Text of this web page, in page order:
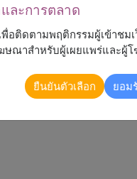
สีขาว และดอกยิปโซอย่าง
ามยินดี หรือส่งมอบกำลังใจ
ละการตลาด
พื่อติดตามพฤติกรรมผู้เข้าช
ษณาสำหรับผู้เผยแพร่และ
ยืนยันตัวเลือก ยอม